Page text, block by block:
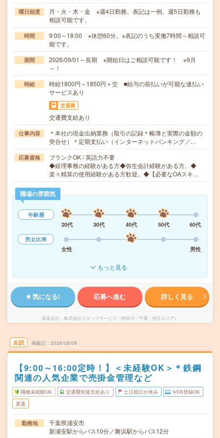
曜日頻度
月・火・木・金 ※週4日勤務。表記は一例。週5日勤務も
相談可能です。
時間
9:00～18:00 ※休憩60分。※表記のうち実働7時間～相談可
能です。
期間
2026/09/01～長期 ※開始日はご相談可能です！ ※9月
～！
時給
時給1800円～1850円＋交 ■給与の前払いが可能な速払い
サービスあり
交通費
交通費支給あり
仕事内容
＊本社の現金出納業務（取引の記録＊帳簿と実際の金額の
突合せ）＊定期支払い（インターネットバンキング／…
応募資格
ブランクOK / 英語力不要
◆経理事務の経験がある方◆弥生会計経験がある方。◆
楽々精算の使用経験がある方歓迎。◆【必要なOAスキ…
職場の雰囲気
年齢層
20代
30代 40代 50代
60代
男女比率
女性
男性
もっと見る
気になる! 応募へ進む 詳しく見る
派遣会社 株式会社スタッフサービス（神奈川・千葉・埼玉エリア）
未読 掲載日 2026/08/09
【9:00～16:00定時！】＜未経験OK＞＊鉄鋼
関連の人気企業で売掛金管理など
職種未経験OK 交通費別途支給あり 土日祝日が休み WEB登録OK
派遣
勤務地
千葉県浦安市
新浦安駅からバス10分／舞浜駅からバス12分